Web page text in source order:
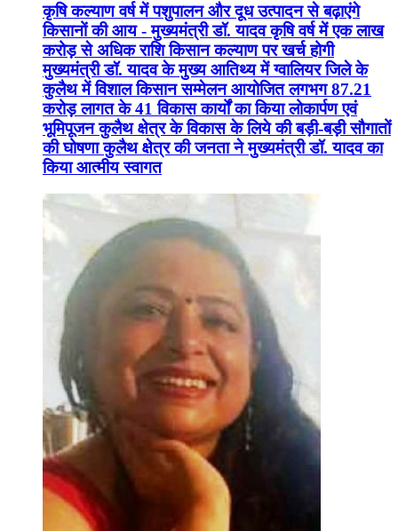
कृषि कल्याण वर्ष में पशुपालन और दूध उत्पादन से बढ़ाएंगे
किसानों की आय - मुख्यमंत्री डॉ. यादव कृषि वर्ष में एक लाख
करोड़ से अधिक राशि किसान कल्याण पर खर्च होगी
मुख्यमंत्री डॉ. यादव के मुख्य आतिथ्य में ग्वालियर जिले के
कुलैथ में विशाल किसान सम्मेलन आयोजित लगभग 87.21
करोड़ लागत के 41 विकास कार्यों का किया लोकार्पण एवं
भूमिपूजन कुलैथ क्षेत्र के विकास के लिये की बड़ी-बड़ी सौगातों
की घोषणा कुलैथ क्षेत्र की जनता ने मुख्यमंत्री डॉ. यादव का
किया आत्मीय स्वागत